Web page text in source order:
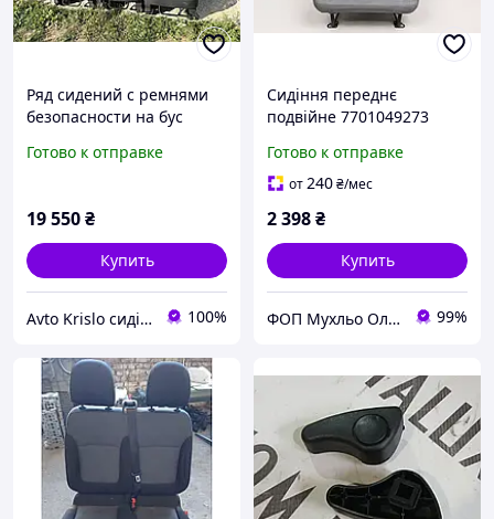
Ряд сидений с ремнями
безопасности на бус
ремнями диван т4 кресла
Готово к отправке
19 550₴
Купить
Avto Krislo сидіння 100%
Сидіння переднє
подвійне 7701049273
Віваро, Ніссан Прімастар
Готово к отправке
от240₴/мес
2 398₴
Купить
ФОП Мухльо Олег Олександрович 99%